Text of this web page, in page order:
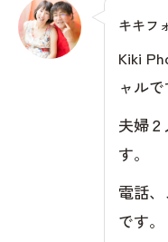
キキフ
Kiki
ャルで
夫婦
す。
電話
です。